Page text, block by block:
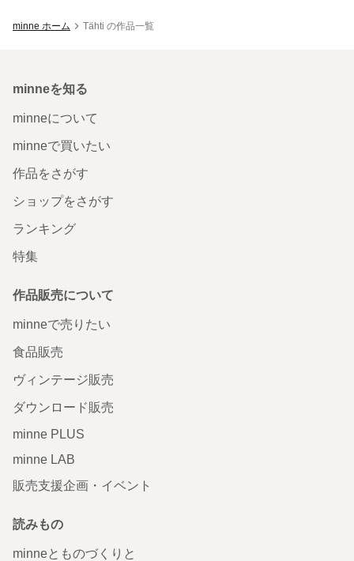
minne ホーム Tähti の作品一覧
minneを知る
minneについて
minneで買いたい
作品をさがす
ショップをさがす
ランキング
特集
作品販売について
minneで売りたい
食品販売
ヴィンテージ販売
ダウンロード販売
minne PLUS
minne LAB
販売支援企画・イベント
読みもの
minneとものづくりと